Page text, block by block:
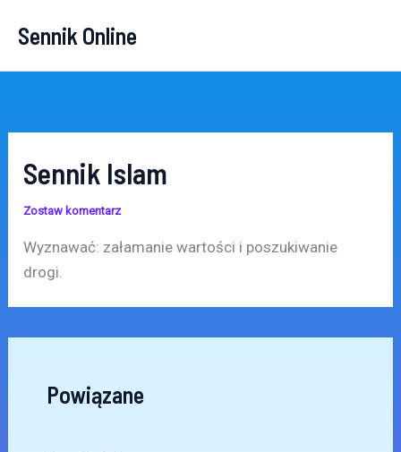
Sennik Online
Sennik Islam
Zostaw komentarz
Wyznawać: załamanie wartości i poszukiwanie
drogi.
Powiązane